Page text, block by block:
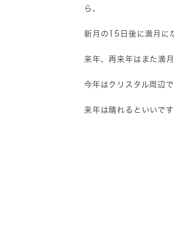
ら、
新月の15日後に満月に
来年、再来年はまた満
今年はクリスタル周辺
来年は晴れるといいで